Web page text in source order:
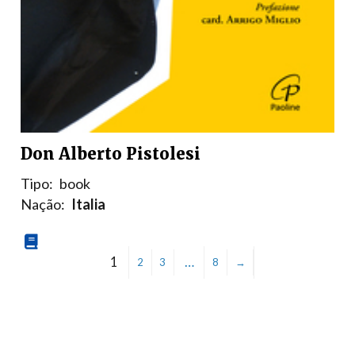
Don Alberto Pistolesi
Tipo: book
Nação: Italia
1 2 3 … 8 →